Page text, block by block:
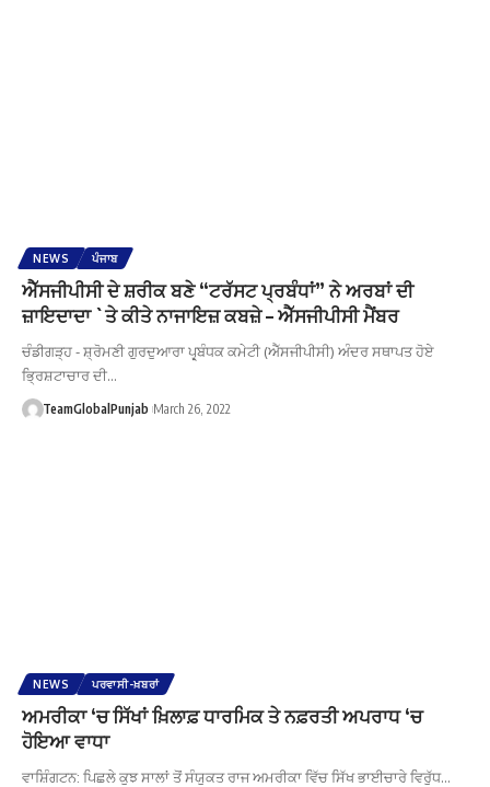
NEWS ਪੰਜਾਬ
ਐੱਸਜੀਪੀਸੀ ਦੇ ਸ਼ਰੀਕ ਬਣੇ “ਟਰੱਸਟ ਪ੍ਰਬੰਧਾਂ” ਨੇ ਅਰਬਾਂ ਦੀ
ਜ਼ਾਇਦਾਦਾ `ਤੇ ਕੀਤੇ ਨਾਜਾਇਜ਼ ਕਬਜ਼ੇ – ਐੱਸਜੀਪੀਸੀ ਮੈਂਬਰ
ਚੰਡੀਗੜ੍ਹ - ਸ਼੍ਰੋਮਣੀ ਗੁਰਦੁਆਰਾ ਪ੍ਰ੍ਬੰਧਕ ਕਮੇਟੀ (ਐੱਸਜੀਪੀਸੀ) ਅੰਦਰ ਸਥਾਪਤ ਹੋਏ
ਭ੍ਰਿਸ਼ਟਾਚਾਰ ਦੀ…
TeamGlobalPunjab March 26, 2022
NEWS ਪਰਵਾਸੀ-ਖ਼ਬਰਾਂ
ਅਮਰੀਕਾ ‘ਚ ਸਿੱਖਾਂ ਖ਼ਿਲਾਫ਼ ਧਾਰਮਿਕ ਤੇ ਨਫ਼ਰਤੀ ਅਪਰਾਧ ‘ਚ
ਹੋਇਆ ਵਾਧਾ
ਵਾਸ਼ਿੰਗਟਨ: ਪਿਛਲੇ ਕੁਝ ਸਾਲਾਂ ਤੋਂ ਸੰਯੁਕਤ ਰਾਜ ਅਮਰੀਕਾ ਵਿੱਚ ਸਿੱਖ ਭਾਈਚਾਰੇ ਵਿਰੁੱਧ…